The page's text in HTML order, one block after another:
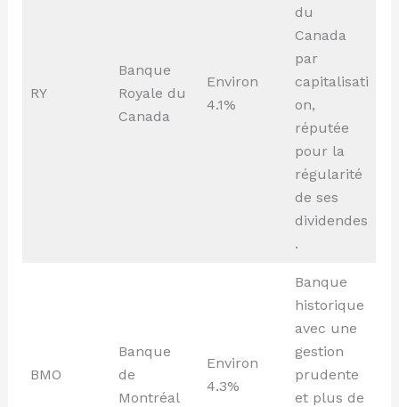
RY
Banque
Royale du
Canada
Environ
4.1%
du
Canada
par
capitalisati
on,
réputée
pour la
régularité
de ses
dividendes
.
BMO
Banque
de
Montréal
Environ
4.3%
Banque
historique
avec une
gestion
prudente
et plus de